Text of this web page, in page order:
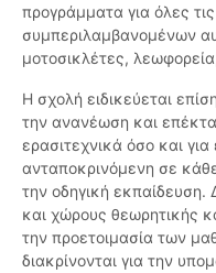
προγράμματα για όλες
συμπεριλαμβανομένων
μοτοσικλέτες,
Η σχολή ειδικεύεται
την ανανέωση και
ερασιτεχνικά όσο και
ανταποκρινόμενη σε
την οδηγική εκπαίδευση.
και χώρους θεωρητικής
την προετοιμασία των
διακρίνονται για την